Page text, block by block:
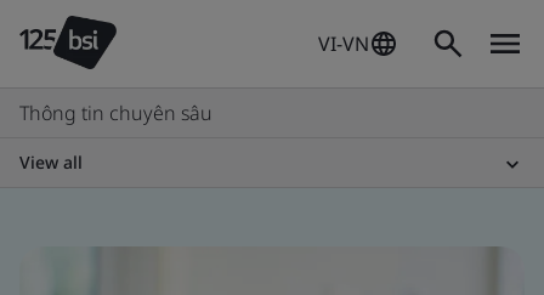
VI-VN
Thông tin chuyên sâu
View all